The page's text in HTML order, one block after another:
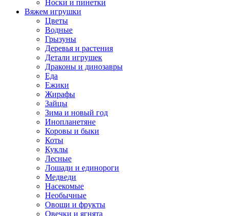
Носки и пинетки
Вяжем игрушки
Цветы
Водные
Грызуны
Деревья и растения
Детали игрушек
Драконы и динозавры
Еда
Ежики
Жирафы
Зайцы
Зима и новый год
Инопланетяне
Коровы и быки
Коты
Куклы
Лесные
Лошади и единороги
Медведи
Насекомые
Необычные
Овощи и фрукты
Овечки и ягнята